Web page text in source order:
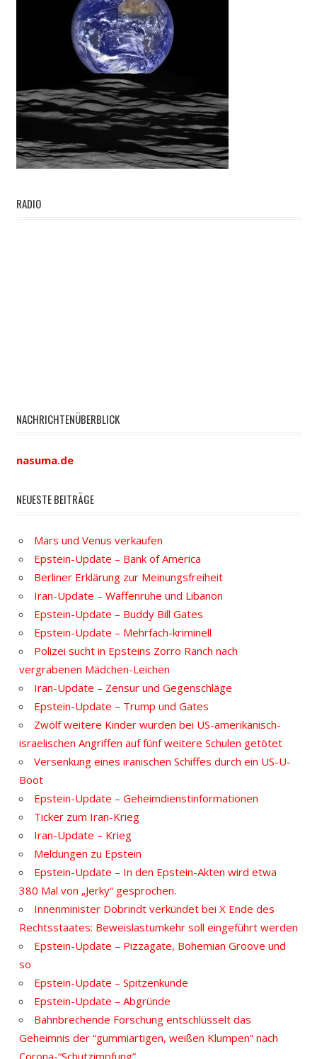
RADIO
NACHRICHTENÜBERBLICK
nasuma.de
NEUESTE BEITRÄGE
Mars und Venus verkaufen
Epstein-Update – Bank of America
Berliner Erklärung zur Meinungsfreiheit
Iran-Update – Waffenruhe und Libanon
Epstein-Update – Buddy Bill Gates
Epstein-Update – Mehrfach-kriminell
Polizei sucht in Epsteins Zorro Ranch nach
vergrabenen Mädchen-Leichen
Iran-Update – Zensur und Gegenschläge
Epstein-Update – Trump und Gates
Zwölf weitere Kinder wurden bei US-amerikanisch-
israelischen Angriffen auf fünf weitere Schulen getötet
Versenkung eines iranischen Schiffes durch ein US-U-
Boot
Epstein-Update – Geheimdienstinformationen
Ticker zum Iran-Krieg
Iran-Update – Krieg
Meldungen zu Epstein
Epstein-Update – In den Epstein-Akten wird etwa
380 Mal von „Jerky“ gesprochen.
Innenminister Dobrindt verkündet bei X Ende des
Rechtsstaates: Beweislastumkehr soll eingeführt werden
Epstein-Update – Pizzagate, Bohemian Groove und
so
Epstein-Update – Spitzenkunde
Epstein-Update – Abgründe
Bahnbrechende Forschung entschlüsselt das
Geheimnis der “gummiartigen, weißen Klumpen” nach